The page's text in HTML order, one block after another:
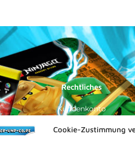
Cookie-Zustimmung
Rechtliches
Kundenkonto
Impressum